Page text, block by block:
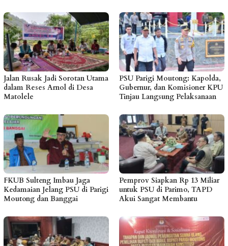
Jalan Rusak Jadi Sorotan Utama
dalam Reses Arnol di Desa
Matolele
PSU Parigi Moutong: Kapolda,
Gubernur, dan Komisioner KPU
Tinjau Langsung Pelaksanaan
FKUB Sulteng Imbau Jaga
Kedamaian Jelang PSU di Parigi
Moutong dan Banggai
Pemprov Siapkan Rp 13 Miliar
untuk PSU di Parimo, TAPD
Akui Sangat Membantu